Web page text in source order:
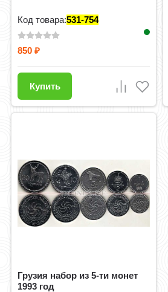
Код товара:531-754
850₽
Купить
Грузия набор из 5-ти монет
1993 год